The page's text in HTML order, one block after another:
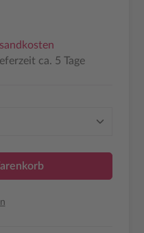
ca. 5 Tage
den gewünschten